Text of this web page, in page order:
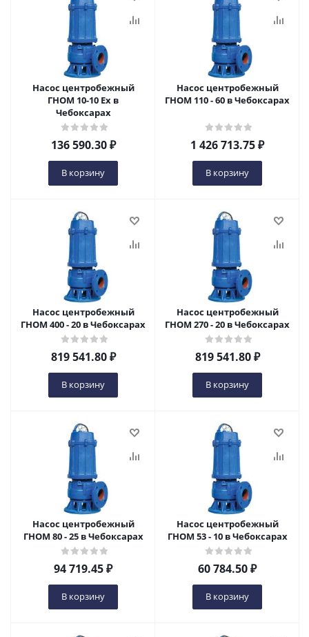
Насос центробежный
ГНОМ 10-10 Ех в
Чебоксарах
136 590.30₽
В корзину
Насос центробежный
ГНОМ 110 - 60 в Чебоксарах
1 426 713.75₽
В корзину
Насос центробежный
ГНОМ 400 - 20 в Чебоксарах
819 541.80₽
В корзину
Насос центробежный
ГНОМ 270 - 20 в Чебоксарах
819 541.80₽
В корзину
Насос центробежный
ГНОМ 80 - 25 в Чебоксарах
94 719.45₽
В корзину
Насос центробежный
ГНОМ 53 - 10 в Чебоксарах
60 784.50₽
В корзину